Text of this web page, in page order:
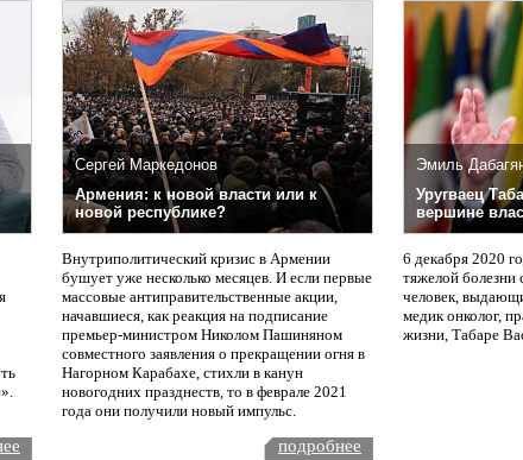
Сергей Маркедонов
Армения: к новой власти или к
новой республике?
Внутриполитический кризис в Армении
бушует уже несколько месяцев. И если первые
массовые антиправительственные акции,
начавшиеся, как реакция на подписание
премьер-министром Николом Пашиняном
совместного заявления о прекращении огня в
Нагорном Карабахе, стихли в канун
новогодних празднеств, то в феврале 2021
года они получили новый импульс.
Эмиль
Уругваец
вершине
6 декабря 2020
тяжелой болезни
человек,
медик онколог,
жизни, Табаре
подробнее